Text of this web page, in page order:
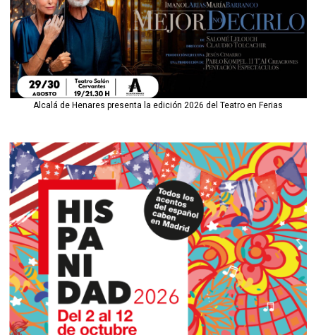
Alcalá de Henares presenta la edición 2026 del Teatro en Ferias